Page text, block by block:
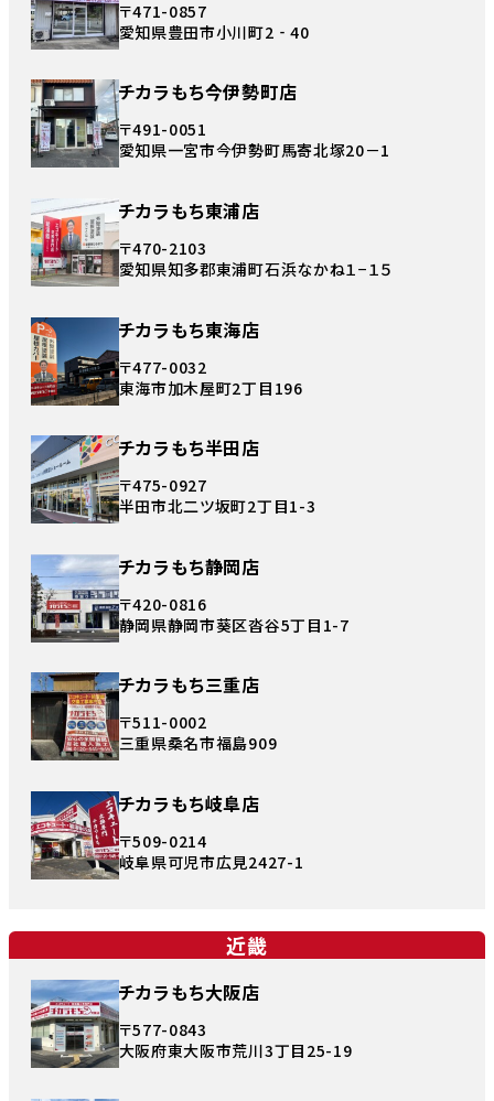
〒471-0857
愛知県豊田市小川町2‐40
チカラもち今伊勢町店
〒491-0051
愛知県一宮市今伊勢町馬寄北塚20－1
チカラもち東浦店
〒470-2103
愛知県知多郡東浦町石浜なかね１−１５
チカラもち東海店
〒477-0032
東海市加木屋町2丁目196
チカラもち半田店
〒475-0927
半田市北二ツ坂町2丁目1-3
チカラもち静岡店
〒420-0816
静岡県静岡市葵区沓谷5丁目1-7
チカラもち三重店
〒511-0002
三重県桑名市福島909
チカラもち岐阜店
〒509-0214
岐阜県可児市広見2427-1
近畿
チカラもち大阪店
〒577-0843
大阪府東大阪市荒川3丁目25-19